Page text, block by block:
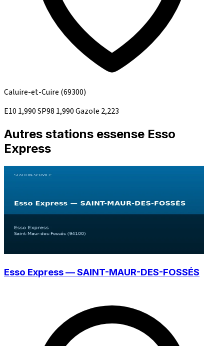
Caluire-et-Cuire (69300)
E10 1,990SP98 1,990Gazole 2,223
Autres stations essense Esso
Express
Esso Express — SAINT-MAUR-DES-FOSSÉS